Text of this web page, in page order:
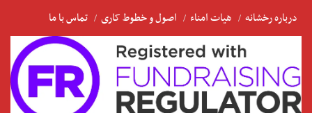
درباره رخشانه هیات امناء اصول و خطوط کاری تماس با ما